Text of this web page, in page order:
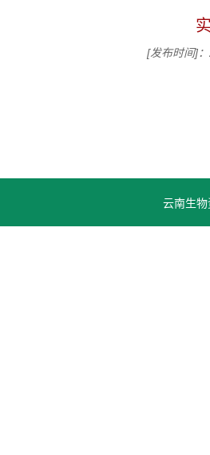
[发布时间]
云南生